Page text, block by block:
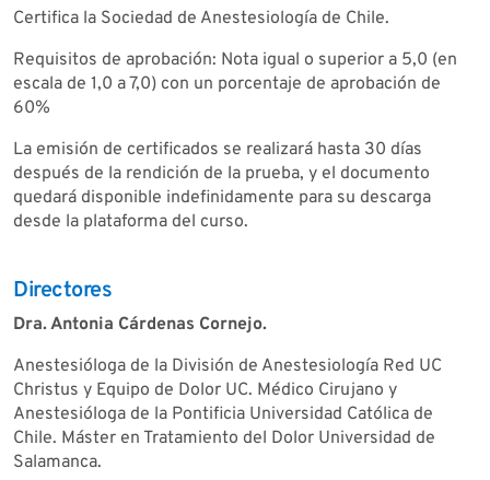
Certifica la Sociedad de Anestesiología de Chile.
Requisitos de aprobación: Nota igual o superior a 5,0 (en
escala de 1,0 a 7,0) con un porcentaje de aprobación de
60%
La emisión de certificados se realizará hasta 30 días
después de la rendición de la prueba, y el documento
quedará disponible indefinidamente para su descarga
desde la plataforma del curso.
Directores
Dra. Antonia Cárdenas Cornejo.
Anestesióloga de la División de Anestesiología Red UC
Christus y Equipo de Dolor UC. Médico Cirujano y
Anestesióloga de la Pontificia Universidad Católica de
Chile. Máster en Tratamiento del Dolor Universidad de
Salamanca.